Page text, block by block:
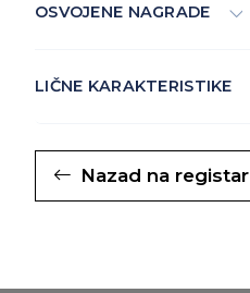
OSVOJENE NAGRADE
LIČNE KARAKTERISTIKE
Nazad na registar